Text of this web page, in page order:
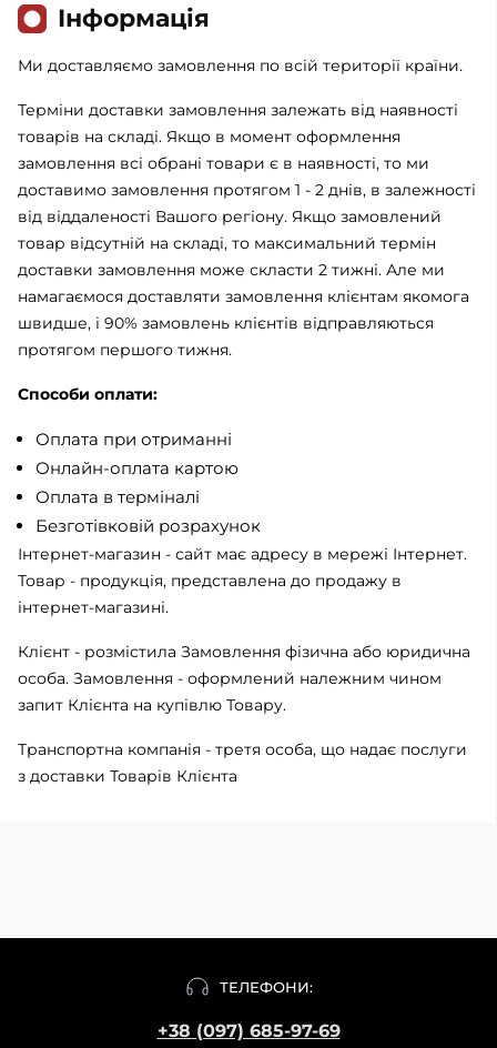
Iнформація
Ми доставляємо замовлення по всій території країни.
Терміни доставки замовлення залежать від наявності
товарів на складі. Якщо в момент оформлення
замовлення всі обрані товари є в наявності, то ми
доставимо замовлення протягом 1 - 2 днів, в залежності
від віддаленості Вашого регіону. Якщо замовлений
товар відсутній на складі, то максимальний термін
доставки замовлення може скласти 2 тижні. Але ми
намагаємося доставляти замовлення клієнтам якомога
швидше, і 90% замовлень клієнтів відправляються
протягом першого тижня.
Способи оплати:
Оплата при отриманні
Онлайн-оплата картою
Оплата в терміналі
Безготівковій розрахунок
Інтернет-магазин - сайт має адресу в мережі Інтернет.
Товар - продукція, представлена ​​до продажу в
інтернет-магазині.
Клієнт - розмістила Замовлення фізична або юридична
особа. Замовлення - оформлений належним чином
запит Клієнта на купівлю Товару.
Транспортна компанія - третя особа, що надає послуги
з доставки Товарів Клієнта
ТЕЛЕФОНИ:
+38 (097) 685-97-69